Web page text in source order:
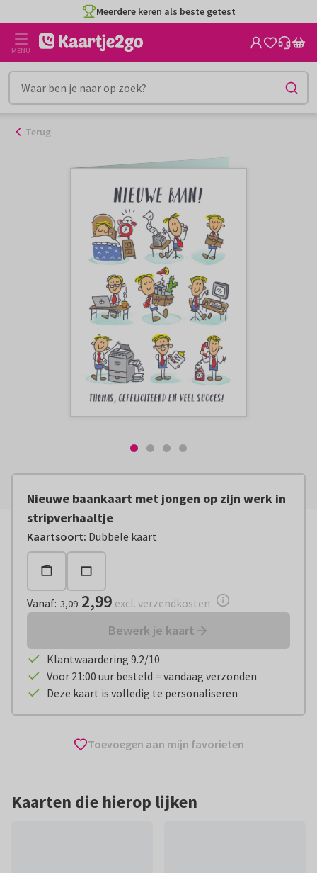
naar
inhoud
Meerdere keren als beste getest
MENU
Terug
Nieuwe baankaart met jongen op zijn werk in
stripverhaaltje
Kaartsoort: Dubbele kaart
Vanaf: € 2,99 excl. verzendkosten
Vanaf: 3,09 2,99 excl. verzendkosten
Bewerk je kaart
Klantwaardering 9.2/10
Voor 21:00 uur besteld = vandaag verzonden
Deze kaart is volledig te personaliseren
Toevoegen aan mijn favorieten
Kaarten die hierop lijken